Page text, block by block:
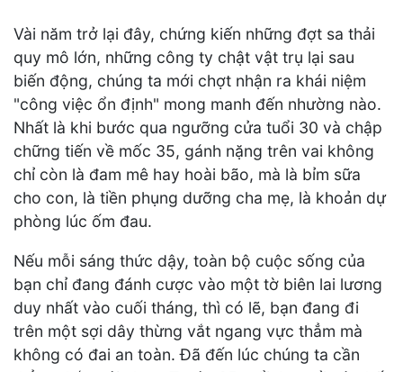
Vài năm trở lại đây, chứng kiến những đợt sa thải
quy mô lớn, những công ty chật vật trụ lại sau
biến động, chúng ta mới chợt nhận ra khái niệm
"công việc ổn định" mong manh đến nhường nào.
Nhất là khi bước qua ngưỡng cửa tuổi 30 và chập
chững tiến về mốc 35, gánh nặng trên vai không
chỉ còn là đam mê hay hoài bão, mà là bỉm sữa
cho con, là tiền phụng dưỡng cha mẹ, là khoản dự
phòng lúc ốm đau.
Nếu mỗi sáng thức dậy, toàn bộ cuộc sống của
bạn chỉ đang đánh cược vào một tờ biên lai lương
duy nhất vào cuối tháng, thì có lẽ, bạn đang đi
trên một sợi dây thừng vắt ngang vực thẳm mà
không có đai an toàn. Đã đến lúc chúng ta cần